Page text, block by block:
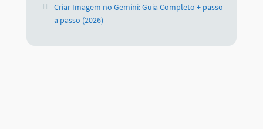
Criar Imagem no Gemini: Guia Completo + passo
a passo (2026)